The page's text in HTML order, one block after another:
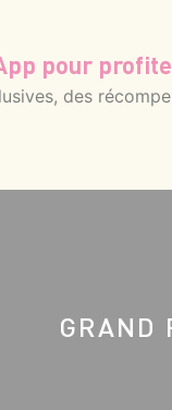
pour
des
GRAND